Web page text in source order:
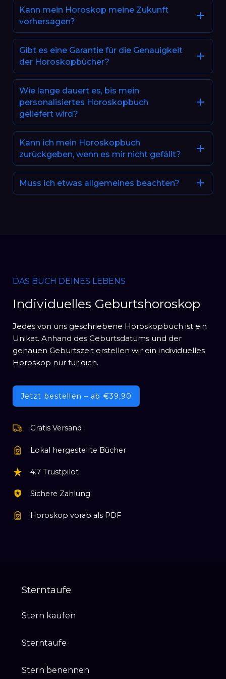
Kann mein Horoskop meine Zukunft
vorhersagen?
Gibt es eine Garantie für die Genauigkeit
der Horoskopbücher?
Wie lange dauert es, bis mein
personalisiertes Horoskopbuch
geliefert wird?
Kann ich mein Horoskopbuch
zurückgeben, wenn es mir nicht gefällt?
Muss ich etwas allgemeines beachten?
DAS BUCH DEINES LEBENS
Individuelles Geburtshoroskop
Jedes von uns geschriebene Horoskopbuch ist ein
Unikat. Anhand des Geburtsdatums und der
genauen Geburtszeit erstellen wir ein individuelles
Horoskop nur für dich.
Jetzt bestellen – ab €39,90
Gratis Versand
Lokal hergestellte Bücher
4.7 Trustpilot
Sichere Zahlung
Horoskop vorab als PDF
Sterntaufe
Stern kaufen
Sterntaufe
Stern benennen